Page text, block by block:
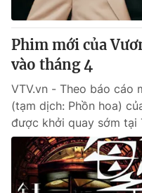
Phim mới của
vào tháng 4
VTV.vn - Theo báo cáo
(tạm dịch: Phồn hoa)
được khởi quay sớm tại